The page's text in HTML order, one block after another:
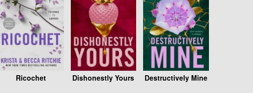
Ricochet Dishonestly Yours Destructively Mine